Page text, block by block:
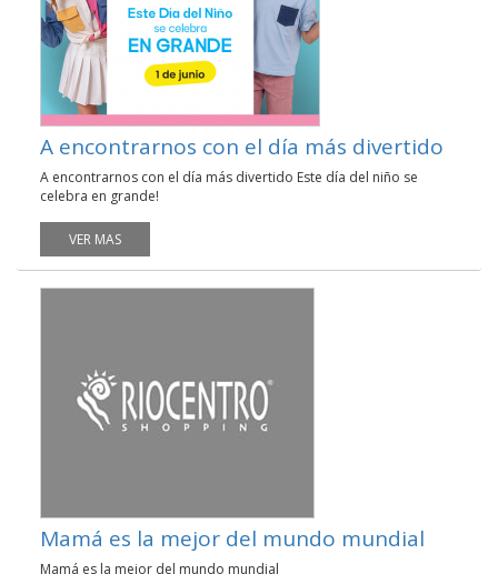
A encontrarnos con el día más divertido
A encontrarnos con el día más divertido Este día del niño se
celebra en grande!
VER MAS
Mamá es la mejor del mundo mundial
Mamá es la mejor del mundo mundial